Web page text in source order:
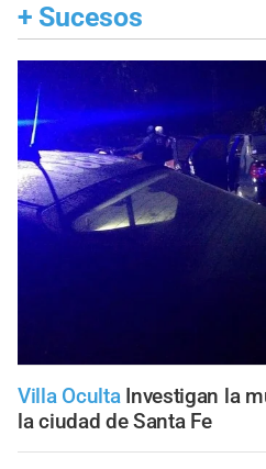
+ Sucesos
Villa Oculta Investigan la
la ciudad de Santa Fe